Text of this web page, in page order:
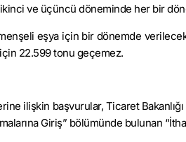
ve üçüncü döneminde her bir
eşya için bir dönemde
22.599 tonu geçemez.
ilişkin başvurular, Ticaret
Giriş” bölümünde bulunan